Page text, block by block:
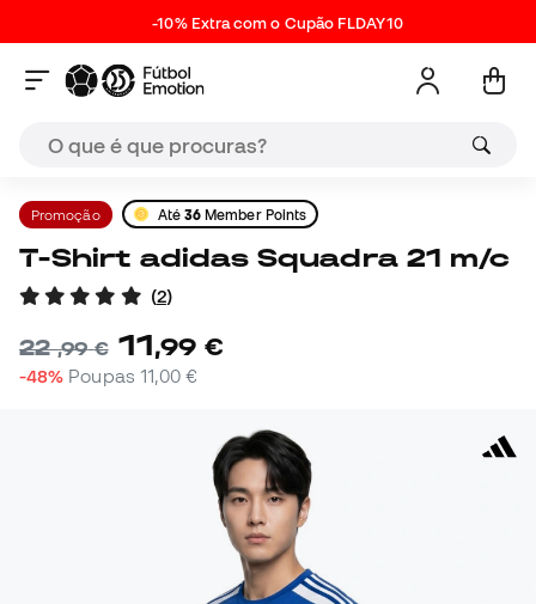
-10% Extra com o Cupão FLDAY10
Promoção Até 36 Member Points
T-Shirt adidas Squadra 21 m/c
(2)
22,99 € 11,99 €
-48% Poupas 11,00 €